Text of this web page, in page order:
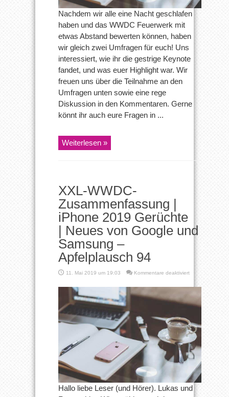
Nachdem wir alle eine Nacht geschlafen
haben und das WWDC Feuerwerk mit
etwas Abstand bewerten können, haben
wir gleich zwei Umfragen für euch! Uns
interessiert, wie ihr die gestrige Keynote
fandet, und was euer Highlight war. Wir
freuen uns über die Teilnahme an den
Umfragen unten sowie eine rege
Diskussion in den Kommentaren. Gerne
könnt ihr auch eure Fragen in ...
Weiterlesen »
XXL-WWDC-
Zusammenfassung |
iPhone 2019 Gerüchte
| Neues von Google und
Samsung –
Apfelplausch 94
11. Mai 2019 um 19:03 Kommentare deaktiviertfür
WWDC-
|
Gerüchte
| Neues
von
Google
und
Samsung
–
Apfelplausch
94
Hallo liebe Leser (und Hörer). Lukas und